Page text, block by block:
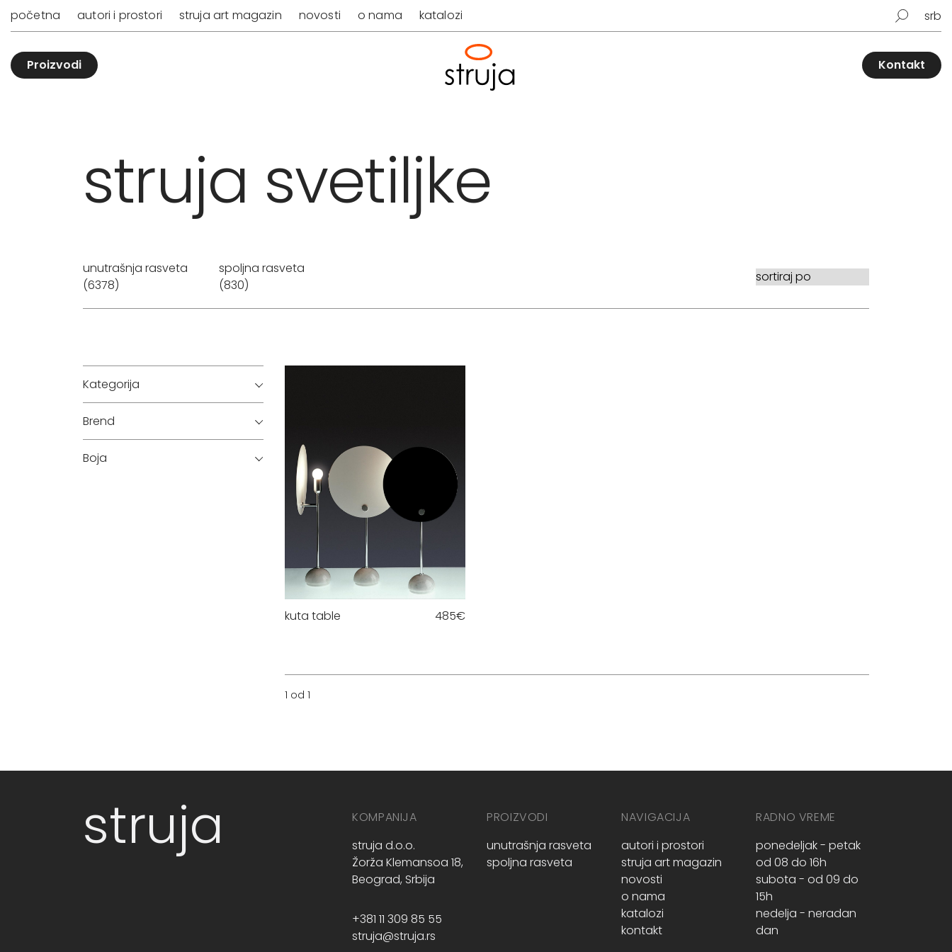
početna autori i prostori struja art magazin novosti o nama katalozi srb
Proizvodi Kontakt
struja svetiljke
unutrašnja rasveta
(6378)
spoljna rasveta
(830)
Kategorija
Brend
Boja
kuta table 485€
1 od 1
struja
KOMPANIJA
struja d.o.o.
Žorža Klemansoa 18,
Beograd, Srbija
+381 11 309 85 55
struja@struja.rs
PROIZVODI
unutrašnja rasveta
spoljna rasveta
NAVIGACIJA
autori i prostori
struja art magazin
novosti
o nama
katalozi
kontakt
RADNO VREME
ponedeljak - petak
od 08 do 16h
subota - od 09 do
15h
nedelja - neradan
dan